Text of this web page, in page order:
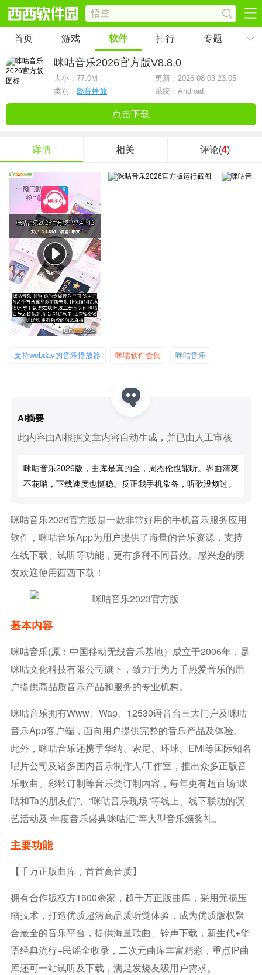
首页 游戏 软件 排行 专题
咪咕音乐2026官方版V8.8.0
大小： 77.0M
更新：2026-08-03 23:05
类别： 影音播放 系统：Android
点击下载
详情 相关 评论(4)
支持webdav的音乐播放器 咪咕软件合集 咪咕音乐
AI摘要
此内容由AI根据文章内容自动生成，并已由人工审核
咪咕音乐2026版，曲库是真的全，周杰伦也能听。界面清爽
不花哨，下载速度也挺稳。反正我手机常备，听歌没烦过。
咪咕音乐2026官方版是一款非常好用的手机音乐服务应用
软件，咪咕音乐app为用户提供了海量的音乐资源，支持
在线下载、试听等功能，更有多种不同音效。感兴趣的朋
友欢迎使用西西下载！
基本内容
咪咕音乐(原：中国移动无线音乐基地）成立于2006年，是
咪咕文化科技有限公司旗下，致力于为万千热爱音乐的用
户提供高品质音乐产品和服务的专业机构。
咪咕音乐拥有www、wap、12530语音台三大门户及咪咕
音乐App客户端，面向用户提供完整的音乐产品及体验。
此外，咪咕音乐还携手华纳、索尼、环球、EMI等国际知名
唱片公司及诸多国内音乐制作人/工作室，推出众多正版音
乐歌曲、彩铃订制等音乐类订制内容，每年更有超百场“咪
咕和Ta的朋友们”、“咪咕音乐现场”等线上、线下联动的演
艺活动及“年度音乐盛典咪咕汇”等大型音乐颁奖礼。
主要功能
【千万正版曲库，首首高音质】
拥有合作版权方1600余家，超千万正版曲库，采用无损压
缩技术，打造优质超清高品质听觉体验，成为优质版权聚
合最全的音乐平台，提供海量歌曲、铃声下载，新生代+华
语经典流行+民谣全收录，二次元曲库丰富精彩，重点IP曲
库还可一站试听及下载，满足发烧友级用户需求。